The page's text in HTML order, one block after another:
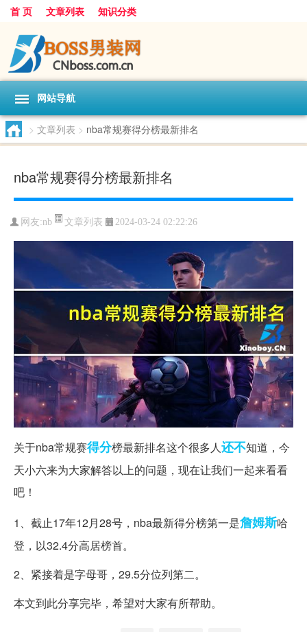
首 页 文章列表 知识分类
网站导航
> 文章列表 > nba常规赛得分榜最新排名
nba常规赛得分榜最新排名
网友:nb 文章列表 2024-03-24 02:22:26
关于nba常规赛得分榜最新排名这个很多人还不知道，今
天小六来为大家解答以上的问题，现在让我们一起来看看
吧！
1、截止17年12月28号，nba最新得分榜第一是詹姆斯哈
登，以32.4分高居榜首。
2、紧接着是字母哥，29.5分位列第二。
本文到此分享完毕，希望对大家有所帮助。